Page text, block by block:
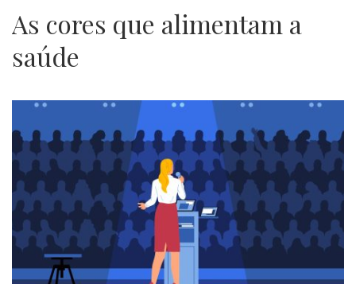
As cores que alimentam a
saúde